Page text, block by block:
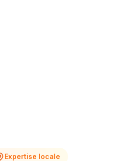
Expertise locale